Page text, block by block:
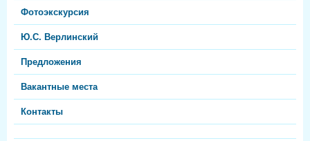
Фотоэкскурсия
Ю.С. Верлинский
Предложения
Вакантные места
Контакты